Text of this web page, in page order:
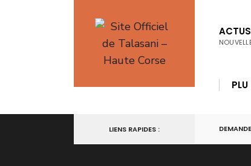
content
ACTUS
PLU
LIENS RAPIDES :